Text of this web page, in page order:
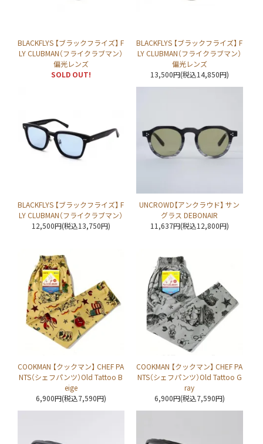
BLACKFLYS 【ブラックフライズ】 F
LY CLUBMAN（フライクラブマン）
偏光レンズ
SOLD OUT!
BLACKFLYS 【ブラックフライズ】 F
LY CLUBMAN（フライクラブマン）
偏光レンズ
13,500円(税込14,850円)
BLACKFLYS 【ブラックフライズ】 F
LY CLUBMAN（フライクラブマン）
12,500円(税込13,750円)
UNCROWD【アンクラウド】 サン
グラス DEBONAIR
11,637円(税込12,800円)
COOKMAN 【クックマン】 CHEF PA
NTS（シェフパンツ）Old Tattoo B
eige
6,900円(税込7,590円)
COOKMAN 【クックマン】 CHEF PA
NTS（シェフパンツ）Old Tattoo G
ray
6,900円(税込7,590円)